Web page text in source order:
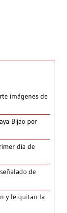
imágenes de
Bijao por
día de
de
y le quitan la